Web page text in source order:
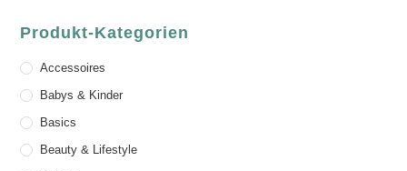
Produkt-Kategorien
Accessoires
Babys & Kinder
Basics
Beauty & Lifestyle